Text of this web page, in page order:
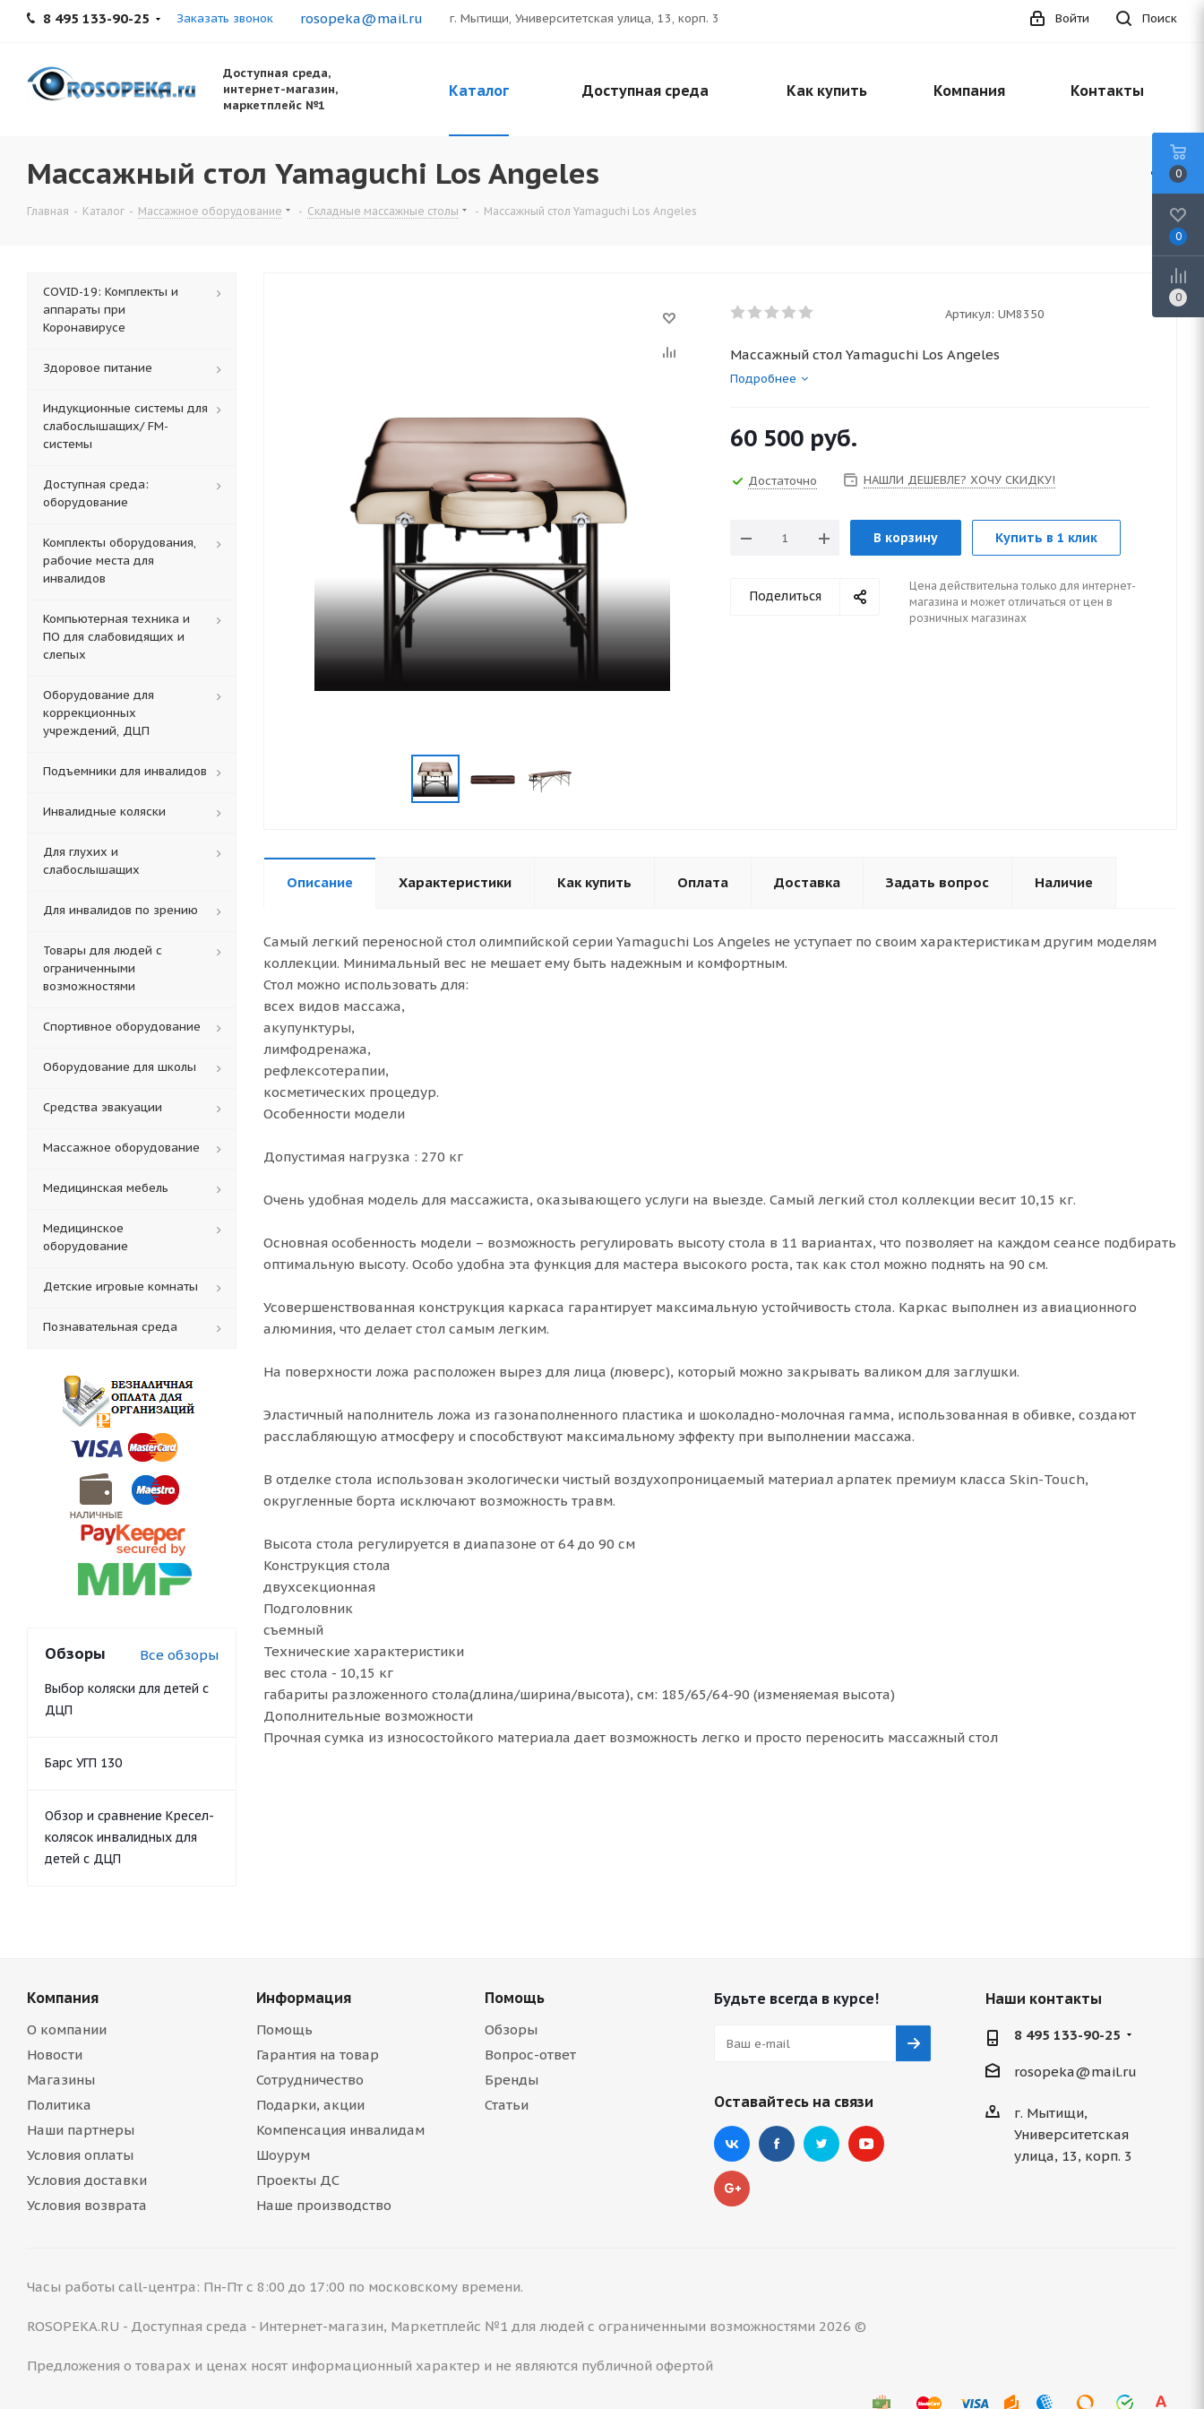
8 495 133-90-25 Заказать звонок rosopeka@mail.ru г. Мытищи, Университетская улица, 13, корп. 3 Поиск
Войти
Доступная среда,
интернет-магазин,
маркетплейс №1
Каталог Доступная среда Как купить Компания Контакты
Массажный стол Yamaguchi Los Angeles
Главная - Каталог - Массажное оборудование - Складные массажные столы - Массажный стол Yamaguchi Los Angeles
Артикул: UM8350
Массажный стол Yamaguchi Los Angeles
Подробнее
60 500 руб.
Достаточно НАШЛИ ДЕШЕВЛЕ? ХОЧУ СКИДКУ!
В корзину Купить в 1 клик
Поделиться
Цена действительна только для интернет-
магазина и может отличаться от цен в
розничных магазинах
Описание Характеристики Как купить Оплата Доставка Задать вопрос Наличие
Самый легкий переносной стол олимпийской серии Yamaguchi Los Angeles не уступает по своим характеристикам другим моделям
коллекции. Минимальный вес не мешает ему быть надежным и комфортным.
Стол можно использовать для:
всех видов массажа,
акупунктуры,
лимфодренажа,
рефлексотерапии,
косметических процедур.
Особенности модели
Допустимая нагрузка : 270 кг
Очень удобная модель для массажиста, оказывающего услуги на выезде. Самый легкий стол коллекции весит 10,15 кг.
Основная особенность модели – возможность регулировать высоту стола в 11 вариантах, что позволяет на каждом сеансе подбирать
оптимальную высоту. Особо удобна эта функция для мастера высокого роста, так как стол можно поднять на 90 см.
Усовершенствованная конструкция каркаса гарантирует максимальную устойчивость стола. Каркас выполнен из авиационного
алюминия, что делает стол самым легким.
На поверхности ложа расположен вырез для лица (люверс), который можно закрывать валиком для заглушки.
Эластичный наполнитель ложа из газонаполненного пластика и шоколадно-молочная гамма, использованная в обивке, создают
расслабляющую атмосферу и способствуют максимальному эффекту при выполнении массажа.
В отделке стола использован экологически чистый воздухопроницаемый материал арпатек премиум класса Skin-Touch,
округленные борта исключают возможность травм.
Высота стола регулируется в диапазоне от 64 до 90 см
Конструкция стола
двухсекционная
Подголовник
съемный
Технические характеристики
вес стола - 10,15 кг
габариты разложенного стола(длина/ширина/высота), см: 185/65/64-90 (изменяемая высота)
Дополнительные возможности
Прочная сумка из износостойкого материала дает возможность легко и просто переносить массажный стол
COVID-19: Комплекты и
аппараты при
Коронавирусе
Здоровое питание
Индукционные системы для
слабослышащих/ FM-
системы
Доступная среда:
оборудование
Комплекты оборудования,
рабочие места для
инвалидов
Компьютерная техника и
ПО для слабовидящих и
слепых
Оборудование для
коррекционных
учреждений, ДЦП
Подъемники для инвалидов
Инвалидные коляски
Для глухих и
слабослышащих
Для инвалидов по зрению
Товары для людей с
ограниченными
возможностями
Спортивное оборудование
Оборудование для школы
Средства эвакуации
Массажное оборудование
Медицинская мебель
Медицинское
оборудование
Детские игровые комнаты
Познавательная среда
Обзоры Все обзоры
Выбор коляски для детей с
ДЦП
Барс УГП 130
Обзор и сравнение Кресел-
колясок инвалидных для
детей с ДЦП
Компания
О компании
Новости
Магазины
Политика
Наши партнеры
Условия оплаты
Условия доставки
Условия возврата
Информация
Помощь
Гарантия на товар
Сотрудничество
Подарки, акции
Компенсация инвалидам
Шоурум
Проекты ДС
Наше производство
Помощь
Обзоры
Вопрос-ответ
Бренды
Статьи
Будьте всегда в курсе!
Оставайтесь на связи
Наши контакты
8 495 133-90-25
rosopeka@mail.ru
г. Мытищи,
Университетская
улица, 13, корп. 3
Часы работы call-центра: Пн-Пт с 8:00 до 17:00 по московскому времени.
ROSOPEKA.RU - Доступная среда - Интернет-магазин, Маркетплейс №1 для людей с ограниченными возможностями 2026 ©
Предложения о товарах и ценах носят информационный характер и не являются публичной офертой
0
0
0